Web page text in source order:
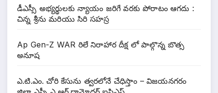
డీఎస్సీ అభ్యర్థులకు న్యాయం జరిగే వరకు పోరాటం ఆగదు :
చిన్న శ్రీను మరియు సిరి సహస్ర
Ap Gen-Z WAR రిలే నిరాహార దీక్ష లో పాల్గొన్న బొత్స
అనూష
ఎ.టి.ఎం. చోరి కేసును త్వరలోనే చేధిస్తాం – విజయనగరం